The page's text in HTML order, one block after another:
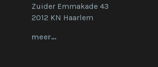
Zuider Emmakade 43
2012 KN Haarlem
meer…